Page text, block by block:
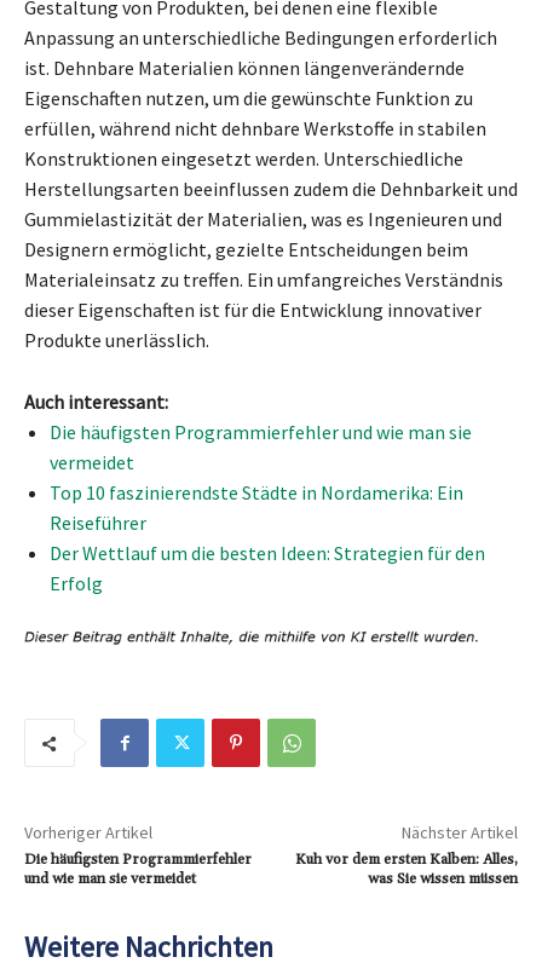
Gestaltung von Produkten, bei denen eine flexible
Anpassung an unterschiedliche Bedingungen erforderlich
ist. Dehnbare Materialien können längenverändernde
Eigenschaften nutzen, um die gewünschte Funktion zu
erfüllen, während nicht dehnbare Werkstoffe in stabilen
Konstruktionen eingesetzt werden. Unterschiedliche
Herstellungsarten beeinflussen zudem die Dehnbarkeit und
Gummielastizität der Materialien, was es Ingenieuren und
Designern ermöglicht, gezielte Entscheidungen beim
Materialeinsatz zu treffen. Ein umfangreiches Verständnis
dieser Eigenschaften ist für die Entwicklung innovativer
Produkte unerlässlich.
Auch interessant:
Die häufigsten Programmierfehler und wie man sie
vermeidet
Top 10 faszinierendste Städte in Nordamerika: Ein
Reiseführer
Der Wettlauf um die besten Ideen: Strategien für den
Erfolg
Vorheriger Artikel
Die häufigsten Programmierfehler
und wie man sie vermeidet
Nächster Artikel
Kuh vor dem ersten Kalben: Alles,
was Sie wissen müssen
Weitere Nachrichten